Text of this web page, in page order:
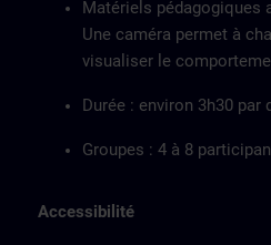
Matériels pédagogiques
Une caméra permet à
visualiser le
Durée : environ 3h30 par
Groupes : 4 à 8
Accessibilité